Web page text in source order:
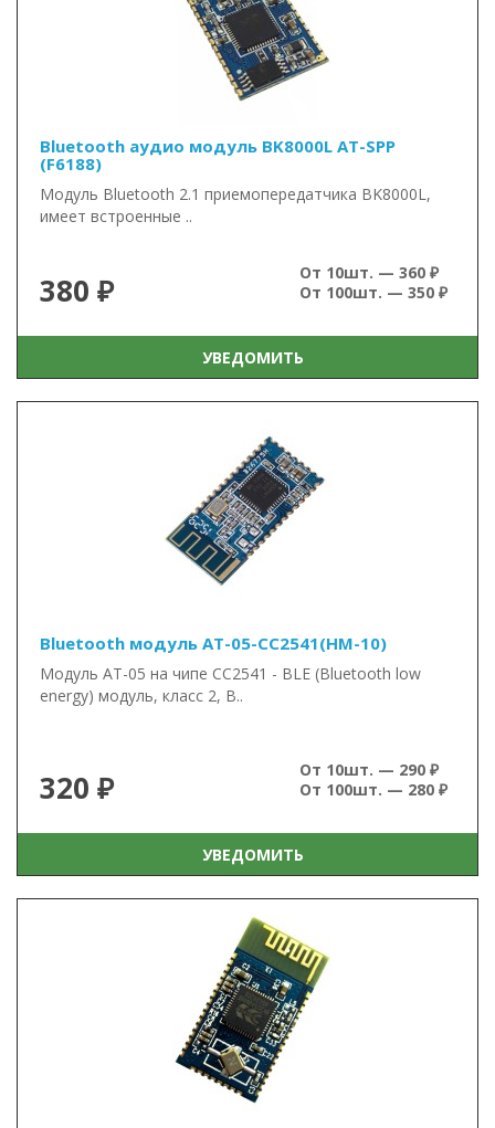
Bluetooth аудио модуль BK8000L AT-SPP
(F6188)
Модуль Bluetooth 2.1 приемопередатчика BK8000L,
имеет встроенные ..
380 ₽
От 10шт. — 360 ₽
От 100шт. — 350 ₽
УВЕДОМИТЬ
Bluetooth модуль AT-05-CC2541(HM-10)
Модуль AT-05 на чипе CC2541 - BLE (Bluetooth low
energy) модуль, класс 2, B..
320 ₽
От 10шт. — 290 ₽
От 100шт. — 280 ₽
УВЕДОМИТЬ